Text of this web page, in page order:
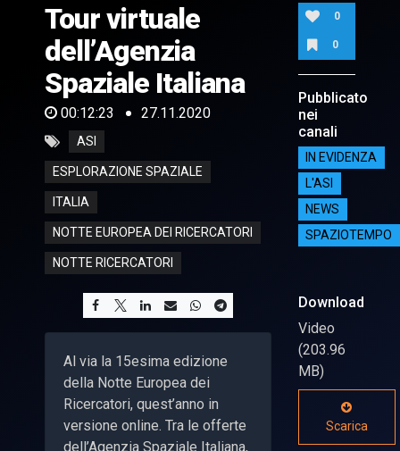
23
seconds
Tour virtuale
dell’Agenzia
Spaziale Italiana
00:12:23 27.11.2020
ASI
ESPLORAZIONE SPAZIALE
ITALIA
NOTTE EUROPEA DEI RICERCATORI
NOTTE RICERCATORI
Al via la 15esima edizione
della Notte Europea dei
Ricercatori, quest’anno in
versione online. Tra le offerte
dell’Agenzia Spaziale Italiana,
0
0
Pubblicato
nei
canali
IN EVIDENZA
L'ASI
NEWS
SPAZIOTEMPO
Download
Video
(203.96
MB)
Scarica